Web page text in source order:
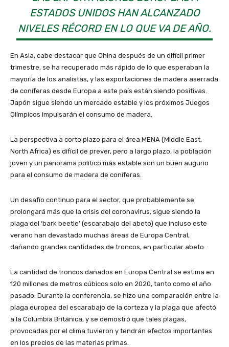
ESTADOS UNIDOS HAN ALCANZADO
NIVELES RÉCORD EN LO QUE VA DE AÑO.
En Asia, cabe destacar que China después de un difícil primer
trimestre, se ha recuperado más rápido de lo que esperaban la
mayoría de los analistas, y las exportaciones de madera aserrada
de coníferas desde Europa a este país están siendo positivas.
Japón sigue siendo un mercado estable y los próximos Juegos
Olímpicos impulsarán el consumo de madera.
La perspectiva a corto plazo para el área MENA (Middle East,
North Africa) es difícil de prever, pero a largo plazo, la población
joven y un panorama político más estable son un buen augurio
para el consumo de madera de coníferas.
Un desafío continuo para el sector, que probablemente se
prolongará más que la crisis del coronavirus, sigue siendo la
plaga del ‘bark beetle’ (escarabajo del abeto) que incluso este
verano han devastado muchas áreas de Europa Central,
dañando grandes cantidades de troncos, en particular abeto.
La cantidad de troncos dañados en Europa Central se estima en
120 millones de metros cúbicos solo en 2020, tanto como el año
pasado. Durante la conferencia, se hizo una comparación entre la
plaga europea del escarabajo de la corteza y la plaga que afectó
a la Columbia Británica, y se demostró que tales plagas,
provocadas por el clima tuvieron y tendrán efectos importantes
en los precios de las materias primas.